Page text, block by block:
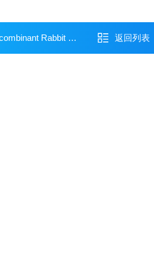
mAb (SDT-136-59) 返回列表